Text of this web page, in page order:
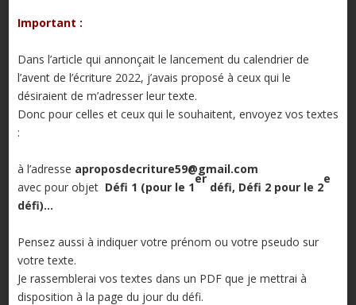
Important :
Dans l’article qui annonçait le lancement du calendrier de
l’avent de l’écriture 2022, j’avais proposé à ceux qui le
désiraient de m’adresser leur texte.
Donc pour celles et ceux qui le souhaitent, envoyez vos textes
:
à l’adresse aproposdecriture59@gmail.com
avec pour objetDéfi 1 (pour le 1
er
défi, Défi 2 pour le 2
e
défi)…
Pensez aussi à indiquer votre prénom ou votre pseudo sur
votre texte.
Je rassemblerai vos textes dans un PDF que je mettrai à
disposition à la page du jour du défi.